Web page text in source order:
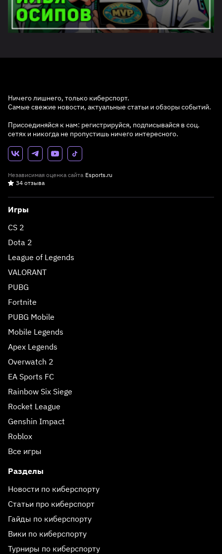
Ничего лишнего, только киберспорт.
Самые свежие новости, актуальные статьи и обзоры событий.
Присоединяйся к нам: регистрируйся, подписывайся в соц.
сетях и никогда не пропустишь ничего интересного.
Независимая оценка сайта Esports.ru
34 отзыва
Игры
CS 2
Dota 2
League of Legends
VALORANT
PUBG
Fortnite
PUBG Mobile
Mobile Legends
Apex Legends
Overwatch 2
EA Sports FC
Rainbow Six Siege
Rocket League
Genshin Impact
Roblox
Все игры
Разделы
Новости по киберспорту
Статьи про киберспорт
Гайды по киберспорту
Вики по киберспорту
Турниры по киберспорту